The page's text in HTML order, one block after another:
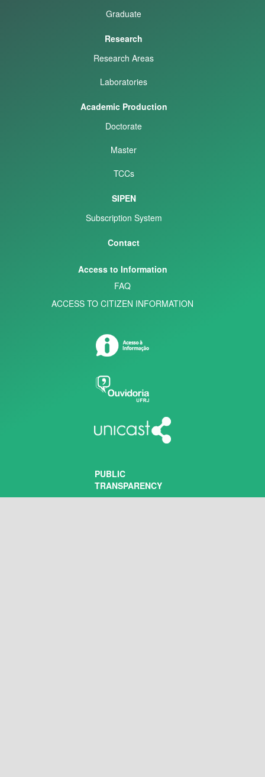
Graduate
Research
Research Areas
Laboratories
Academic Production
Doctorate
Master
TCCs
SIPEN
Subscription System
Contact
Access to Information
FAQ
ACCESS TO CITIZEN INFORMATION
PUBLIC
TRANSPARENCY